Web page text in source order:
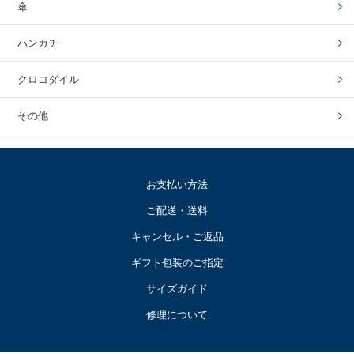
傘
ハンカチ
クロコダイル
その他
お支払い方法
ご配送・送料
キャンセル・ご返品
ギフト包装のご指定
サイズガイド
修理について